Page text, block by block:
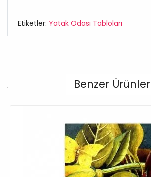
Etiketler: Yatak Odası Tabloları
Benzer Ürünler